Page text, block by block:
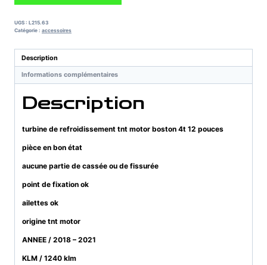
de
refroidissement
motor
boston
pouces
UGS : L215.63
Catégorie : accessoires
Description
Informations complémentaires
Description
turbine de refroidissement tnt motor boston 4t 12 pouces
pièce en bon état
aucune partie de cassée ou de fissurée
point de fixation ok
ailettes ok
origine tnt motor
ANNEE / 2018 – 2021
KLM / 1240 klm